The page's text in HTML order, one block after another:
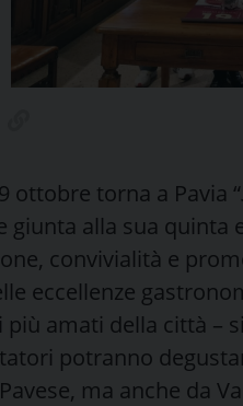
ottobre torna a Pavia “
giunta alla sua
convivialità e
eccellenze
amati della città –
potranno
ma anche da